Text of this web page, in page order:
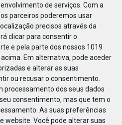
de serviços. Com a
parceiros poderemos usar
precisos através da
clicar para consentir o
e pela parte dos nossos 1019
Em alternativa, pode aceder
e alterar as suas
ou recusar o consentimento.
processamento dos seus dados
consentimento, mas que tem o
As suas preferências
website. Você pode alterar suas
JAN 19
–